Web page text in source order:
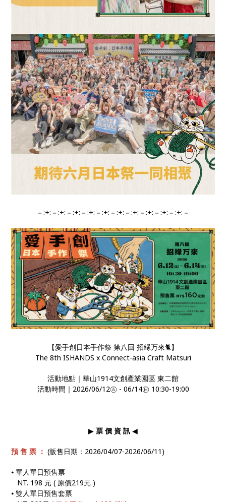
－:+:－:+:－:+:－:+:－:+:－:+:－:+:－:+:－:+:－:+:－
【愛手創日本手作祭 第八回 招縁万來🐈】
The 8th ISHANDS x Connect-asia Craft Matsuri
活動地點｜華山1914文創產業園區 東二館
活動時間｜2026/06/12㊄ - 06/14㊐ 10:30-19:00
▶ 票 價 資 訊 ◀
預 售 票 ： (販售日期：2026/04/07-2026/06/11)
⦁ 單人單日預售票
NT. 198 元 ( 原價219元 )
⦁ 雙人單日預售套票